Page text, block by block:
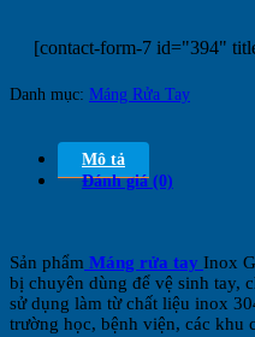
[contact-form-7 id="394"
Danh mục: Máng Rửa Tay
Mô tả
Đánh giá (0)
Sản phẩm Máng rửa tay Inox
bị chuyên dùng để vệ sinh tay,
sử dụng làm từ chất liệu inox
trường học, bệnh viện, các khu